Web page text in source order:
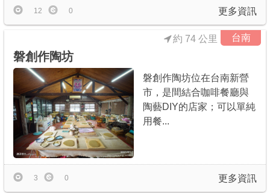
更多資訊
12 0
台南
磐創作陶坊
約 74 公里
磐創作陶坊位在台南新營
市，是間結合咖啡餐廳與
陶藝DIY的店家；可以單純
用餐...
更多資訊
3 0